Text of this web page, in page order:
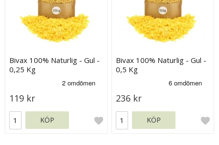
Bivax 100% Naturlig - Gul -
0,25 Kg
119 kr
KÖP
Bivax 100% Naturlig - Gul -
0,5 Kg
236 kr
KÖP